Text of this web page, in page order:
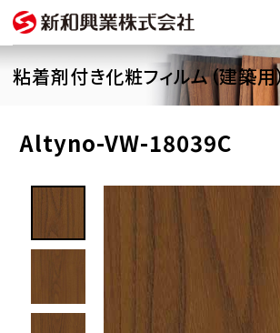
粘着剤付き化粧フィルム（建築用
Altyno-VW-18039C